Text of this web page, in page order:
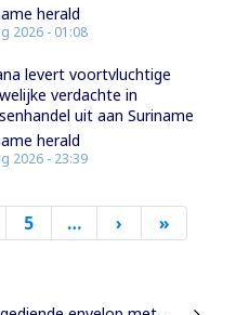
herald
2026 - 01:08
levert voortvluchtige
verdachte in
uit aan Suriname
herald
2026 - 23:39
5 … › Volgende
pagina
»
pagina